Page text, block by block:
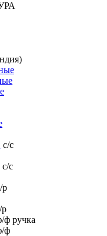
с/с
с/с
р
р
ф ручка
ф